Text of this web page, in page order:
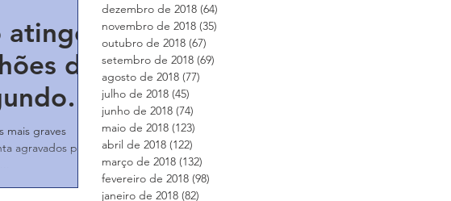
de
o
mais graves
agravados pela
dezembro de 2018 (64)
novembro de 2018 (35)
outubro de 2018 (67)
setembro de 2018 (69)
agosto de 2018 (77)
julho de 2018 (45)
junho de 2018 (74)
maio de 2018 (123)
abril de 2018 (122)
março de 2018 (132)
fevereiro de 2018 (98)
janeiro de 2018 (82)